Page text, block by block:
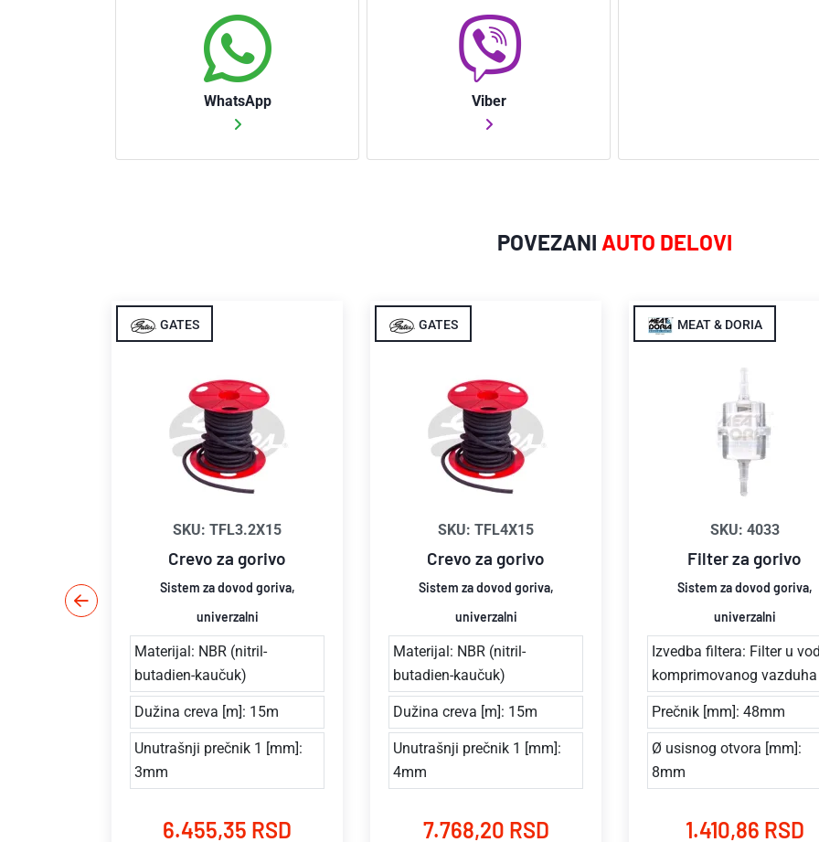
WhatsApp Viber
POVEZANI AUTO DELOVI
GATES
SKU: TFL3.2X15
Crevo za gorivo
Sistem za dovod goriva,
univerzalni
Materijal: NBR (nitril-
butadien-kaučuk)
Dužina creva [m]: 15m
Unutrašnji prečnik 1 [mm]:
3mm
6.455,35 RSD
GATES
SKU: TFL4X15
Crevo za gorivo
Sistem za dovod goriva,
univerzalni
Materijal: NBR (nitril-
butadien-kaučuk)
Dužina creva [m]: 15m
Unutrašnji prečnik 1 [mm]:
4mm
7.768,20 RSD
MEAT & DORIA
SKU: 4033
Filter za gorivo
Sistem za dovod goriva,
univerzalni
Izvedba filtera: Filter u
komprimovanog vazduha
Prečnik [mm]: 48mm
Ø usisnog otvora [mm]:
8mm
1.410,86 RSD